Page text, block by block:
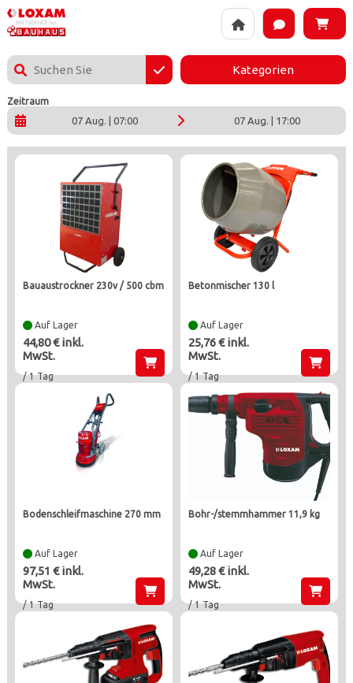
BAUHAUS DIY Blankenfelde-mahlow - Die Vermietung von
Kategorien
Zeitraum
07 Aug. | 07:00 07 Aug. | 17:00
bauaustrockner 230v / 500 cbm
Auf Lager
44,80 € inkl.
MwSt.
/ 1 Tag
betonmischer 130 l
Auf Lager
25,76 € inkl.
MwSt.
/ 1 Tag
bodenschleifmaschine 270 mm
Auf Lager
97,51 € inkl.
MwSt.
/ 1 Tag
bohr-/stemmhammer 11,9 kg
Auf Lager
49,28 € inkl.
MwSt.
/ 1 Tag